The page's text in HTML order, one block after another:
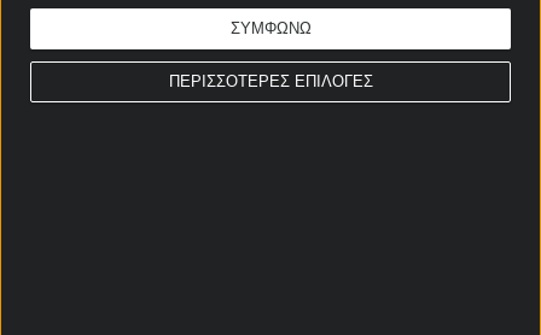
ΠΕΡΙΣΣΟΤΕΡΕΣ ΕΠΙΛΟΓΕΣ
ΣΥΜΦΩΝΩ
ΣΤΟΙΧΗΜΑΤΙΚΕΣ ΠΡΟΣΦΟΡΕΣ *